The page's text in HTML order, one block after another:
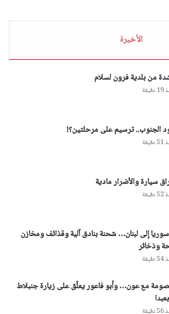
الأخيرة
من بلدية فرون لسلام
الجنوب.. ترسيم على مرحلتين؟!
سيارة والأضرار مادية
إلى لبنان… شحنة بنادق آلية وقذائف ومخازن
وذخائر
مع عون… وأبو فاعور يعلّق على زيارة جنبلاط